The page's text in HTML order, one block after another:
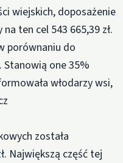
wiejskich, doposażenie
ten cel 543 665,39 zł.
porównaniu do
one 35%
włodarzy wsi,
została
Największą część tej